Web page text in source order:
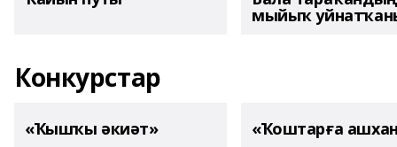
мыйыҡ
Конкурстар
«Ҡышҡы әкиәт» «Ҡоштарға